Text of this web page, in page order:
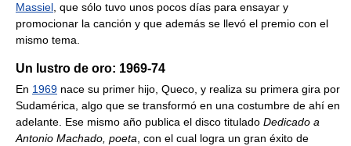
Massiel, que sólo tuvo unos pocos días para ensayar y
promocionar la canción y que además se llevó el premio con el
mismo tema.
Un lustro de oro: 1969-74
En 1969 nace su primer hijo, Queco, y realiza su primera gira por
Sudamérica, algo que se transformó en una costumbre de ahí en
adelante. Ese mismo año publica el disco titulado Dedicado a
Antonio Machado, poeta, con el cual logra un gran éxito de